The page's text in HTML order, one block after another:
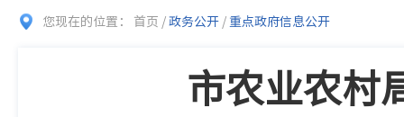
您现在的位置： 首页 /政务公开 / 重点政府信息公开
市农业农村